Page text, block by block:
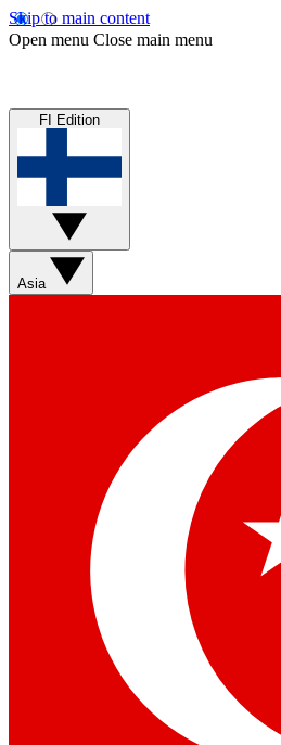
Skip to main content
Open menu Close main menu
FI Edition
Asia